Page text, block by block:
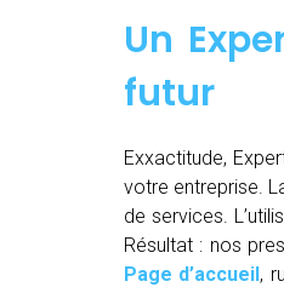
Un
futur
Exxactitude,
votre entreprise.
de services.
Résultat : nos
Page d’accueil,